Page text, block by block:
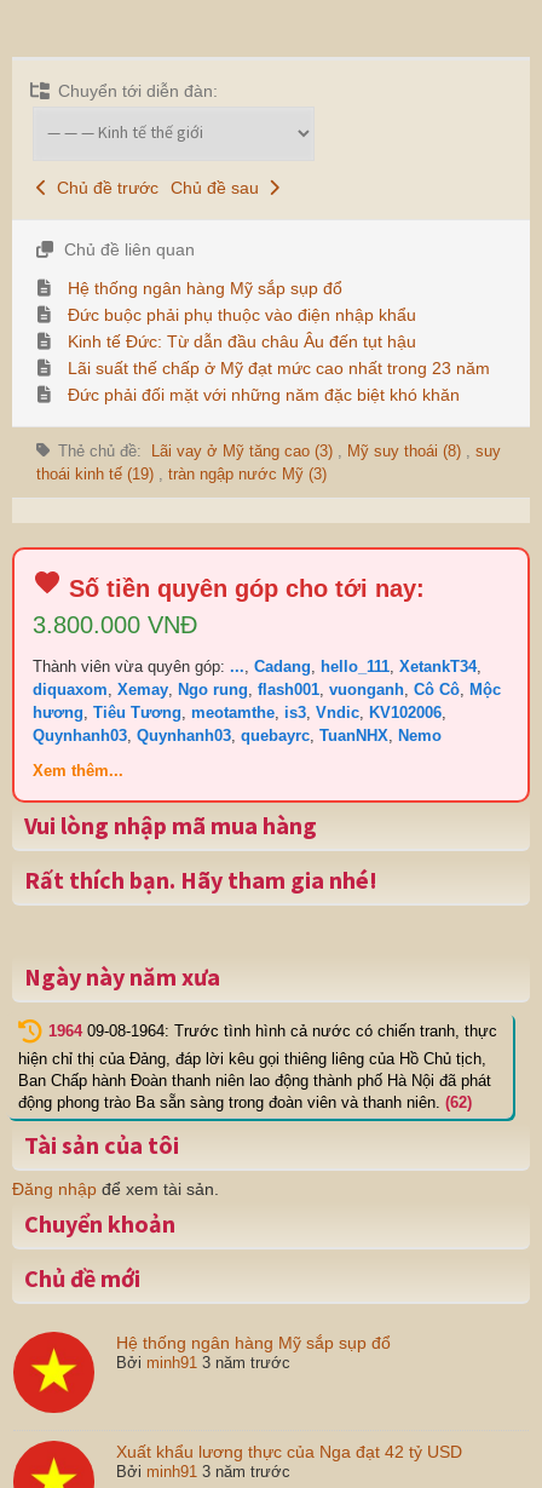
Chuyển tới diễn đàn:
Chủ đề trước Chủ đề sau
Chủ đề liên quan
Hệ thống ngân hàng Mỹ sắp sụp đổ
Đức buộc phải phụ thuộc vào điện nhập khẩu
Kinh tế Đức: Từ dẫn đầu châu Âu đến tụt hậu
Lãi suất thế chấp ở Mỹ đạt mức cao nhất trong 23 năm
Đức phải đối mặt với những năm đặc biệt khó khăn
Thẻ chủ đề: Lãi vay ở Mỹ tăng cao (3) Mỹ suy thoái (8)
suy
thoái kinh tế (19)
tràn ngập nước Mỹ (3)
Số tiền quyên góp cho tới nay:
3.800.000 VNĐ
Thành viên vừa quyên góp: ... Cadang hello_111 XetankT34,
diquaxom Xemay Ngo rung flash001 vuonganh Cô Cô
Mộc
hương Tiêu Tương meotamthe is3 Vndic KV102006
Quynhanh03 Quynhanh03 quebayrc TuanNHX
Nemo
Xem thêm...
Vui lòng nhập mã mua hàng
Rất thích bạn. Hãy tham gia nhé!
Ngày này năm xưa
1964 09-08-1964: Trước tình hình cả nước có chiến tranh, thực
hiện chỉ thị của Đảng, đáp lời kêu gọi thiêng liêng của Hồ Chủ tịch,
Ban Chấp hành Đoàn thanh niên lao động thành phố Hà Nội đã phát
động phong trào Ba sẵn sàng trong đoàn viên và thanh niên. (62)
Tài sản của tôi
Đăng nhập để xem tài sản.
Chuyển khoản
Chủ đề mới
Hệ thống ngân hàng Mỹ sắp sụp đổ
Bởi minh91 3 năm trước
Xuất khẩu lương thực của Nga đạt 42 tỷ USD
Bởi minh91 3 năm trước